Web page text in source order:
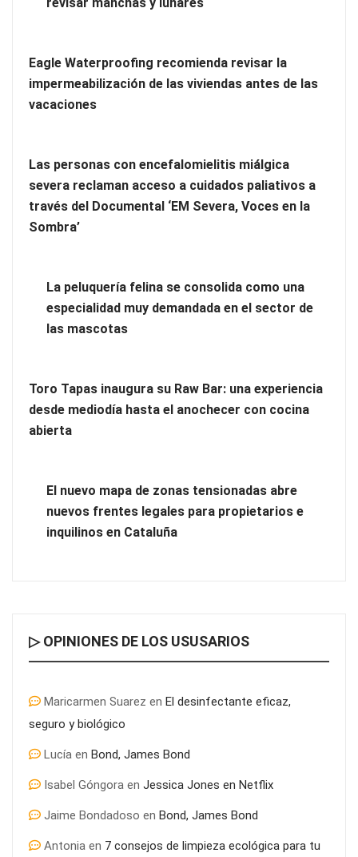
en Majadahonda
Tipos de suelos: parquet, tarima o laminado ¿Cuál elegir
para tu hogar?
Eagle Waterproofing recomienda revisar la
impermeabilización de las viviendas antes de las
vacaciones
Las personas con encefalomielitis miálgica
severa reclaman acceso a cuidados paliativos a
través del Documental ‘EM Severa, Voces en la
Sombra’
La peluquería felina se consolida como una
especialidad muy demandada en el sector de
las mascotas
Toro Tapas inaugura su Raw Bar: una experiencia
desde mediodía hasta el anochecer con cocina
abierta
El nuevo mapa de zonas tensionadas abre
nuevos frentes legales para propietarios e
inquilinos en Cataluña
▷ OPINIONES DE LOS USUSARIOS
Maricarmen Suarez en El desinfectante eficaz,
seguro y biológico
Lucía en Bond, James Bond
Isabel Góngora en Jessica Jones en Netflix
Jaime Bondadoso en Bond, James Bond
Antonia en 7 consejos de limpieza ecológica para tu